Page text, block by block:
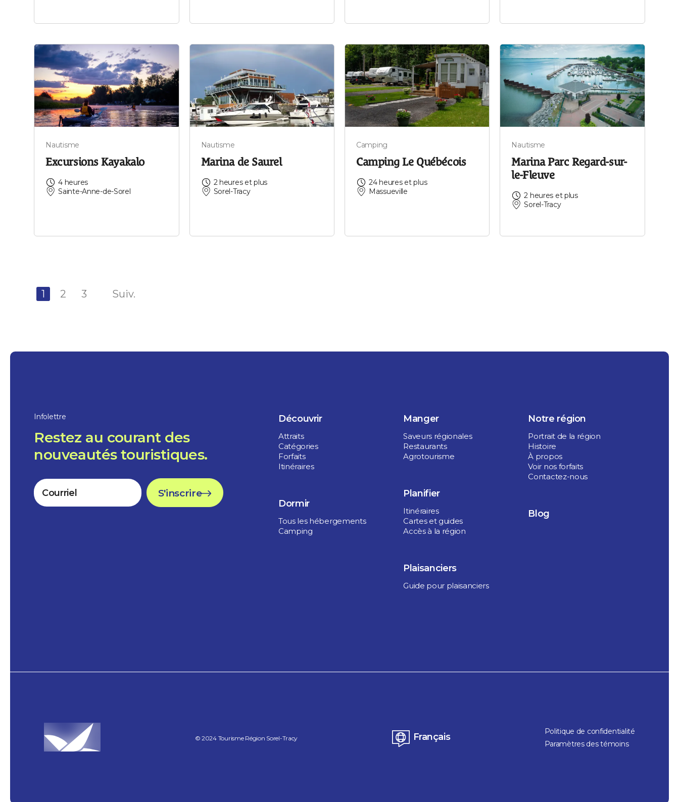
Nautisme
Excursions Kayakalo
4 heures
Sainte-Anne-de-Sorel
Nautisme
Marina de Saurel
2 heures et plus
Sorel-Tracy
Camping
Camping Le Québécois
24 heures et plus
Massueville
Nautisme
Marina Parc Regard-sur-
le-Fleuve
2 heures et plus
Sorel-Tracy
1 2 3 Suiv.
Infolettre
Restez au courant des
nouveautés touristiques.
S'inscrire
Découvrir
Attraits
Catégories
Forfaits
Itinéraires
Dormir
Tous les hébergements
Camping
Manger
Saveurs régionales
Restaurants
Agrotourisme
Planifier
Itinéraires
Cartes et guides
Accès à la région
Plaisanciers
Guide pour plaisanciers
Notre région
Portrait de la région
Histoire
À propos
Voir nos forfaits
Contactez-nous
Blog
Français
Politique de confidentialité
Paramètres des témoins
©2024 Tourisme Région Sorel-Tracy